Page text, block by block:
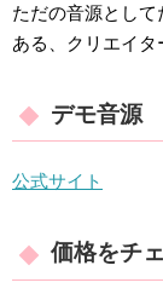
ただの音源とし
ある、クリエイタ
デモ音源
公式サイト
価格をチ